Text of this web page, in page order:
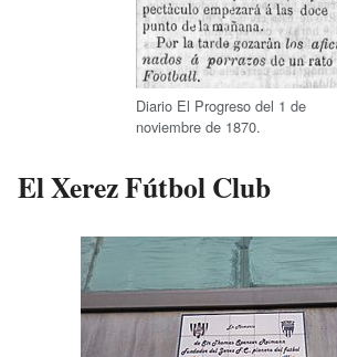
Diario El Progreso del 1 de
noviembre de 1870.
El Xerez Fútbol Club